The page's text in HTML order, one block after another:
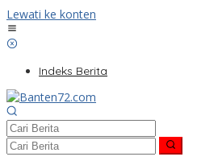
Lewati ke konten
Indeks Berita